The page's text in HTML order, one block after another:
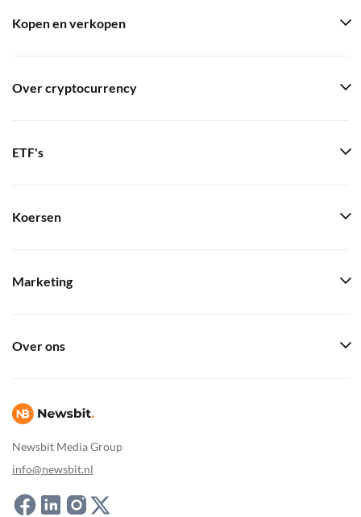
Newsbit Media Group
info@newsbit.nl
Kopen en verkopen
Over cryptocurrency
ETF's
Koersen
Marketing
Over ons